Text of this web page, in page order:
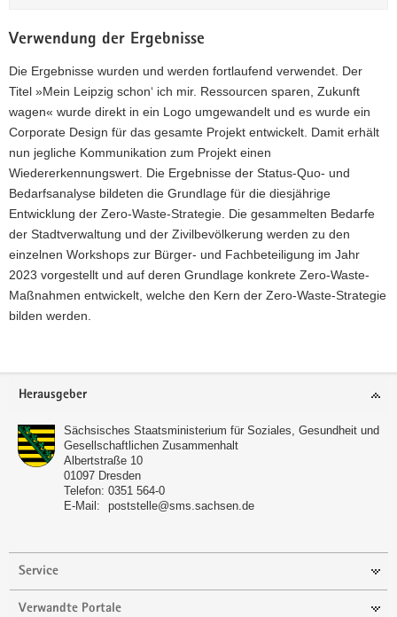
Verwendung der Ergebnisse
Die Ergebnisse wurden und werden fortlaufend verwendet. Der
Titel »Mein Leipzig schon‘ ich mir. Ressourcen sparen, Zukunft
wagen« wurde direkt in ein Logo umgewandelt und es wurde ein
Corporate Design für das gesamte Projekt entwickelt. Damit erhält
nun jegliche Kommunikation zum Projekt einen
Wiedererkennungswert. Die Ergebnisse der Status-Quo- und
Bedarfsanalyse bildeten die Grundlage für die diesjährige
Entwicklung der Zero-Waste-Strategie. Die gesammelten Bedarfe
der Stadtverwaltung und der Zivilbevölkerung werden zu den
einzelnen Workshops zur Bürger- und Fachbeteiligung im Jahr
2023 vorgestellt und auf deren Grundlage konkrete Zero-Waste-
Maßnahmen entwickelt, welche den Kern der Zero-Waste-Strategie
bilden werden.
Footer-
Herausgeber
Sächsisches Staatsministerium für Soziales, Gesundheit und
Gesellschaftlichen Zusammenhalt
Albertstraße 10
01097 Dresden
Telefon: 0351 564-0
E-Mail:
poststelle@sms.sachsen.de
Service
Verwandte Portale